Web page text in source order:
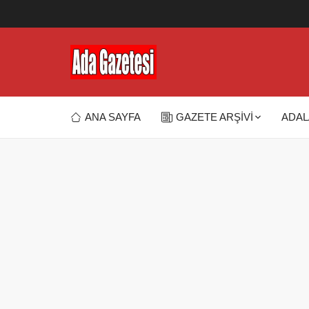
ANA SAYFA GAZETE ARŞİVİ